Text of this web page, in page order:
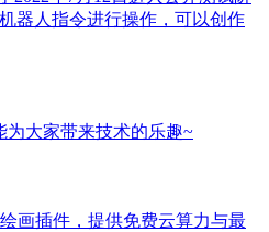
器人指令进行操作，可以创作
为大家带来技术的乐趣~
画插件，提供免费云算力与最